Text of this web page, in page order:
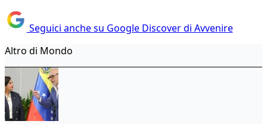
Seguici anche su Google Discover di Avvenire
Altro di Mondo